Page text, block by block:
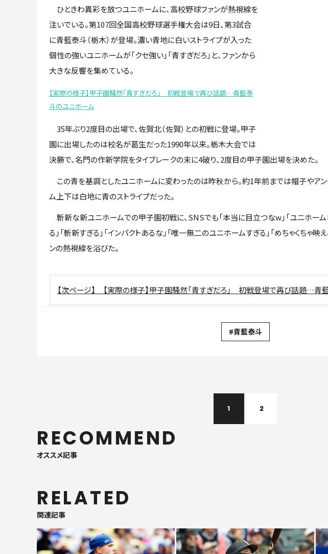
ひときわ異彩を放つユニホームに、高校野球ファンが熱視線を
注いでいる。第107回全国高校野球選手権大会は9日、第3試合
に青藍泰斗（栃木）が登場。濃い青地に白いストライプが入った
個性の強いユニホームが「クセ強い」「青すぎだろ」と、ファンから
大きな反響を集めている。
【実際の様子】甲子園騒然「青すぎだろ」 初戦登場で再び話題…青藍泰
斗のユニホーム
35年ぶり2度目の出場で、佐賀北（佐賀）との初戦に登場。甲子
園に出場したのは校名が葛生だった1990年以来。栃木大会では
決勝で、名門の作新学院をタイブレークの末に4破り、2度目の甲子園出場を決めた。
この青を基調としたユニホームに変わったのは昨秋から。約1年前までは帽子やア
ム上下は白地に青のストライプだった。
斬新な新ユニホームでの甲子園初戦に、SNSでも「本当に目立つなw」「ユニホー
る」「斬新すぎる」「インパクトあるな」「唯一無二のユニホームすぎる」「めちゃくちゃ映
ンの熱視線を浴びた。
【実際の様子】甲子園騒然「青すぎだろ」 初戦登場で再び話題…青
#青藍泰斗
1 2
RECOMMEND
オススメ記事
RELATED
関連記事